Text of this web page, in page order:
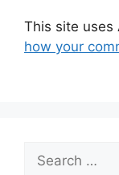
This site uses
how your